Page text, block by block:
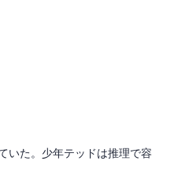
いた。少年テッドは推理で容